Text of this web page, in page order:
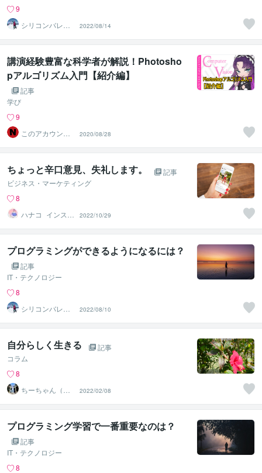
9
シリコンバレー
スーパーウエア
2022/08/14
講演経験豊富な科学者が解説！Photosho
pアルゴリズム入門【紹介編】
記事
学び
9
このアカウント
は動きません
2020/08/28
ちょっと辛口意見、失礼します。
記事
ビジネス・マーケティング
8
ハナコ_インスタ
ブランディング
の先生
2022/10/29
プログラミングができるようになるには？
記事
IT・テクノロジー
8
シリコンバレー
スーパーウエア
2022/08/10
自分らしく生きる
記事
コラム
8
ちーちゃん（ひ
とり旅が趣味の5
0代女性）
2022/02/08
プログラミング学習で一番重要なのは？
記事
IT・テクノロジー
8